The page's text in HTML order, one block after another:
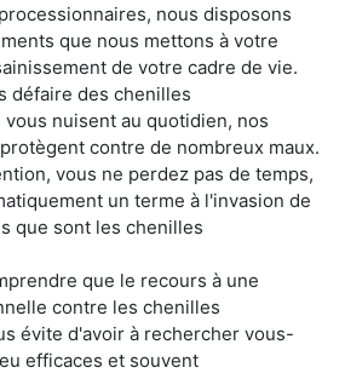
nous disposons
que nous mettons à votre
de votre cadre de vie.
défaire des chenilles
nuisent au quotidien, nos
contre de nombreux maux.
vous ne perdez pas de temps,
un terme à l'invasion de
que sont les chenilles
que le recours à une
contre les chenilles
évite d'avoir à rechercher vous-
efficaces et souvent